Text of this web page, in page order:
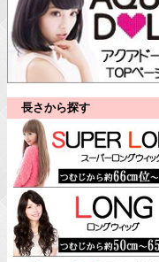
長さから探す